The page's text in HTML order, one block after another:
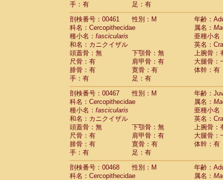
手：有
足：有
剖検番号：00461
性別：M
年齢：
科名：Cercopithecidae
属名：
種小名： fascicularis
亜種小名
和名：カニクイザル
英名：
頭蓋骨：無
下顎骨：無
上腕骨：
尺骨：有
肩甲骨：有
大腿骨：
腓骨：有
寛骨：有
体幹：有
手：有
足：有
剖検番号：00467
性別：M
年齢：
科名：Cercopithecidae
属名：
種小名： fascicularis
亜種小名
和名：カニクイザル
英名：
頭蓋骨：無
下顎骨：無
上腕骨：
尺骨：有
肩甲骨：有
大腿骨：
腓骨：有
寛骨：有
体幹：有
手：有
足：有
剖検番号：00468
性別：M
年齢：
科名：Cercopithecidae
属名：